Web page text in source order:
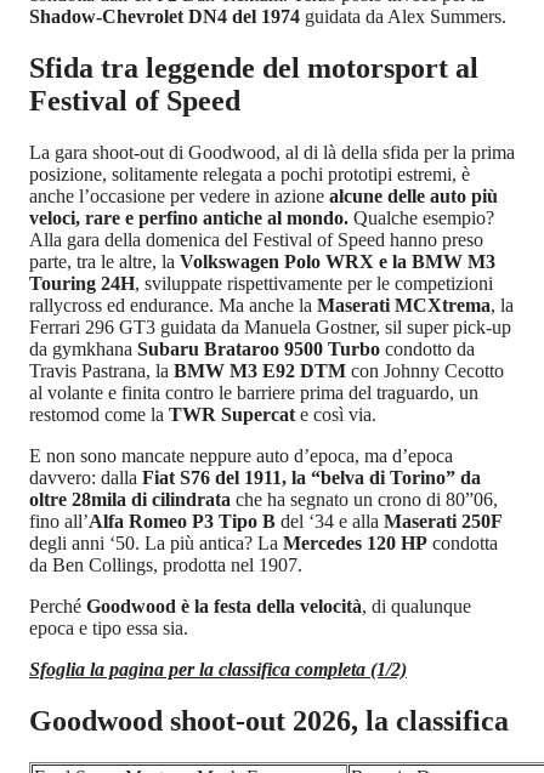
Shadow-Chevrolet DN4 del 1974 guidata da Alex Summers.
Sfida tra leggende del motorsport al
Festival of Speed
La gara shoot-out di Goodwood, al di là della sfida per la prima
posizione, solitamente relegata a pochi prototipi estremi, è
anche l’occasione per vedere in azione alcune delle auto più
veloci, rare e perfino antiche al mondo. Qualche esempio?
Alla gara della domenica del Festival of Speed hanno preso
parte, tra le altre, la Volkswagen Polo WRX e la BMW M3
Touring 24H, sviluppate rispettivamente per le competizioni
rallycross ed endurance. Ma anche la Maserati MCXtrema, la
Ferrari 296 GT3 guidata da Manuela Gostner, sil super pick-up
da gymkhana Subaru Brataroo 9500 Turbo condotto da
Travis Pastrana, la BMW M3 E92 DTM con Johnny Cecotto
al volante e finita contro le barriere prima del traguardo, un
restomod come la TWR Supercat e così via.
E non sono mancate neppure auto d’epoca, ma d’epoca
davvero: dalla Fiat S76 del 1911, la “belva di Torino” da
oltre 28mila di cilindrata che ha segnato un crono di 80”06,
fino all’Alfa Romeo P3 Tipo B del ‘34 e alla Maserati 250F
degli anni ‘50. La più antica? La Mercedes 120 HP condotta
da Ben Collings, prodotta nel 1907.
Perché Goodwood è la festa della velocità, di qualunque
epoca e tipo essa sia.
Sfoglia la pagina per la classifica completa (1/2)
Goodwood shoot-out 2026, la classifica